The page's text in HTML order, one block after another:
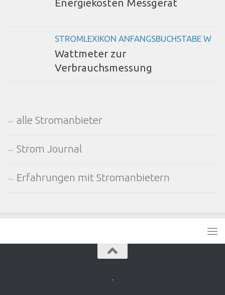
Energiekosten Messgerät
STROMLEXIKON ANFANGSBUCHSTABE W
Wattmeter zur
Verbrauchsmessung
alle Stromanbieter
Strom Journal
Erfahrungen mit Stromanbietern